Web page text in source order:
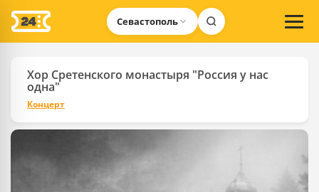
Севастополь
Хор Сретенского монастыря "Россия у нас
одна"
Концерт